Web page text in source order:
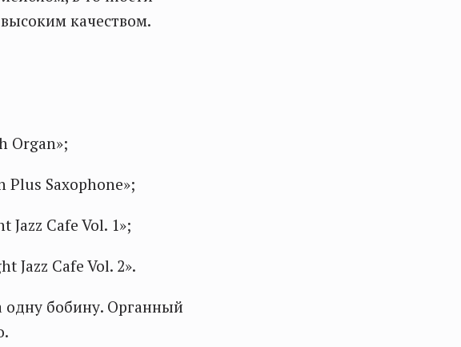
качеством.
Organ»;
Plus Saxophone»;
Cafe Vol. 1»;
Jazz Cafe Vol. 2».
одну бобину. Органный